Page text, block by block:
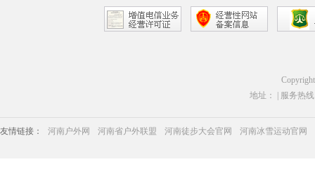
地址： | 服务热线
友情链接： 河南户外网 河南省户外联盟 河南徒步大会官网 河南冰雪运动官网